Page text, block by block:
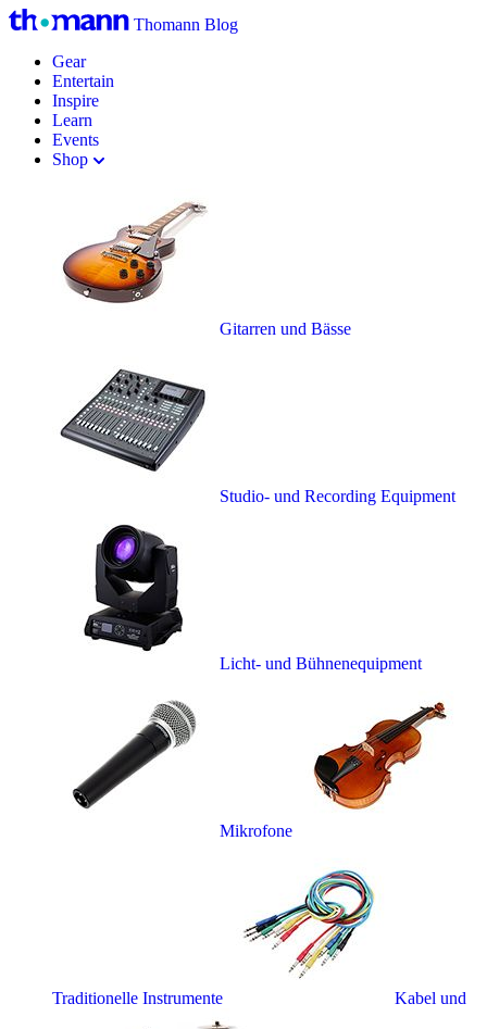
Thomann Blog
Gear
Entertain
Inspire
Learn
Events
Shop
Gitarren und Bässe
Studio- und Recording Equipment
Licht- und Bühnenequipment
Mikrofone
Traditionelle Instrumente Kabel und